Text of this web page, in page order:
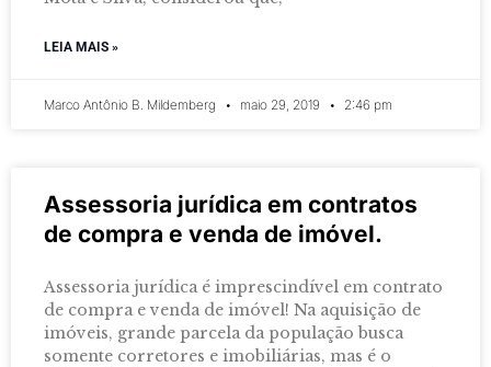
LEIA MAIS »
Marco Antônio B. Mildemberg maio 29, 2019 2:46 pm
Assessoria jurídica em contratos
de compra e venda de imóvel.
Assessoria jurídica é imprescindível em contrato
de compra e venda de imóvel! Na aquisição de
imóveis, grande parcela da população busca
somente corretores e imobiliárias, mas é o